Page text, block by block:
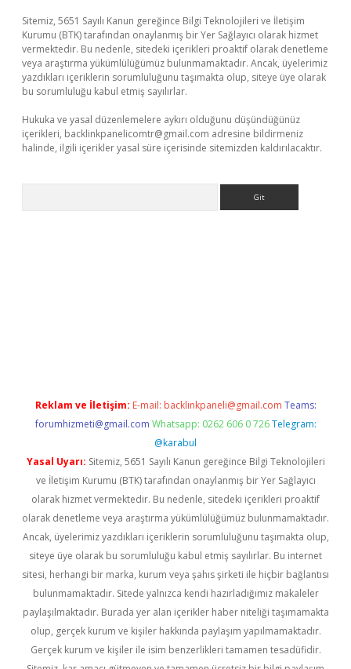
Sitemiz, 5651 Sayılı Kanun gereğince Bilgi Teknolojileri ve İletişim
Kurumu (BTK) tarafından onaylanmış bir Yer Sağlayıcı olarak hizmet
vermektedir. Bu nedenle, sitedeki içerikleri proaktif olarak denetleme
veya araştırma yükümlülüğümüz bulunmamaktadır. Ancak, üyelerimiz
yazdıkları içeriklerin sorumluluğunu taşımakta olup, siteye üye olarak
bu sorumluluğu kabul etmiş sayılırlar.
Hukuka ve yasal düzenlemelere aykırı olduğunu düşündüğünüz
içerikleri, backlinkpanelicomtr@gmail.com adresine bildirmeniz
halinde, ilgili içerikler yasal süre içerisinde sitemizden kaldırılacaktır.
Reklam ve İletişim: E-mail: backlinkpaneli@gmail.com Teams:
forumhizmeti@gmail.com Whatsapp: 0262 606 0 726 Telegram:
@karabul
Yasal Uyarı: Sitemiz, 5651 Sayılı Kanun gereğince Bilgi Teknolojileri
ve İletişim Kurumu (BTK) tarafından onaylanmış bir Yer Sağlayıcı
olarak hizmet vermektedir. Bu nedenle, sitedeki içerikleri proaktif
olarak denetleme veya araştırma yükümlülüğümüz bulunmamaktadır.
Ancak, üyelerimiz yazdıkları içeriklerin sorumluluğunu taşımakta olup,
siteye üye olarak bu sorumluluğu kabul etmiş sayılırlar. Bu internet
sitesi, herhangi bir marka, kurum veya şahıs şirketi ile hiçbir bağlantısı
bulunmamaktadır. Sitede yalnızca kendi hazırladığımız makaleler
paylaşılmaktadır. Burada yer alan içerikler haber niteliği taşımamakta
olup, gerçek kurum ve kişiler hakkında paylaşım yapılmamaktadır.
Gerçek kurum ve kişiler ile isim benzerlikleri tamamen tesadüfidir.